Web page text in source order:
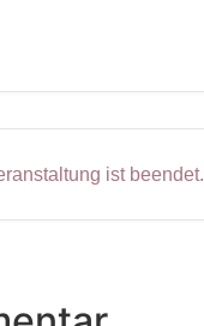
ist beendet.